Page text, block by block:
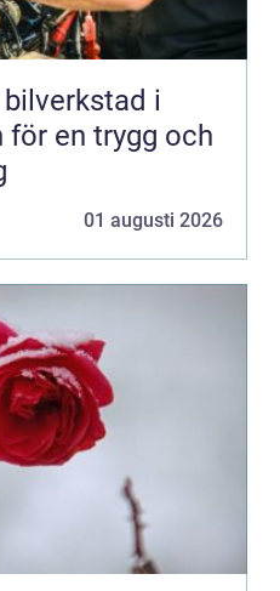
i
för en trygg och
01 augusti 2026